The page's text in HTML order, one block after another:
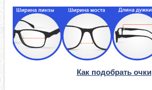
Как подобрать очки